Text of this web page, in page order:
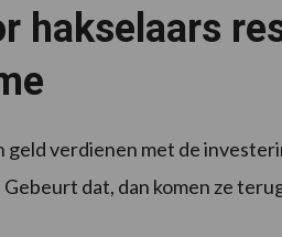
hakselaars
geld verdienen met de
dat, dan komen ze